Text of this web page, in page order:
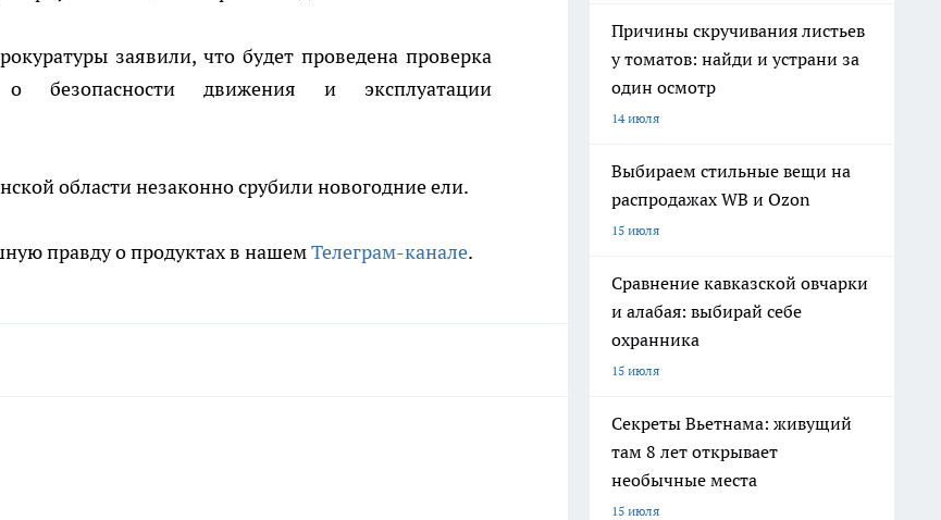
заявили, что будет проведена проверка
о безопасности движения и эксплуатации
области незаконно срубили новогодние ели.
правду о продуктах в нашемТелеграм-канале.
Причины скручивания листьев
у томатов: найди и устрани за
один осмотр
14 июля
Выбираем стильные вещи на
распродажах WB и Ozon
15 июля
Сравнение кавказской овчарки
и алабая: выбирай себе
охранника
15 июля
Секреты Вьетнама: живущий
там 8 лет открывает
необычные места
15 июля